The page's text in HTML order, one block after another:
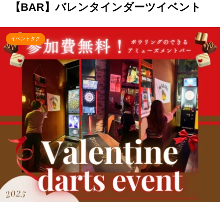
【BAR】バレンタインダーツイベント
イベントタグ